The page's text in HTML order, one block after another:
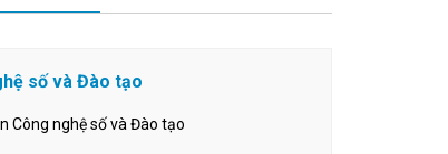
số và Đào tạo
Công nghệ số và Đào tạo